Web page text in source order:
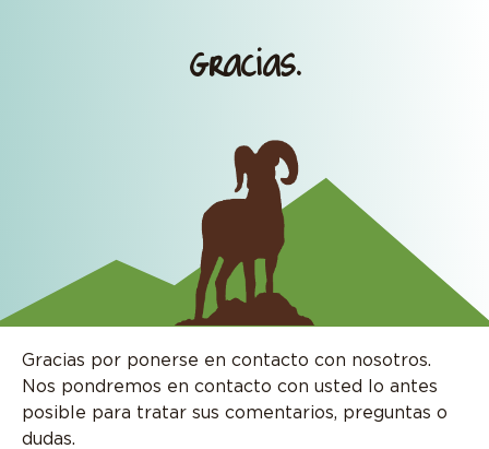
Gracias.
Gracias por ponerse en contacto con nosotros.
Nos pondremos en contacto con usted lo antes
posible para tratar sus comentarios, preguntas o
dudas.